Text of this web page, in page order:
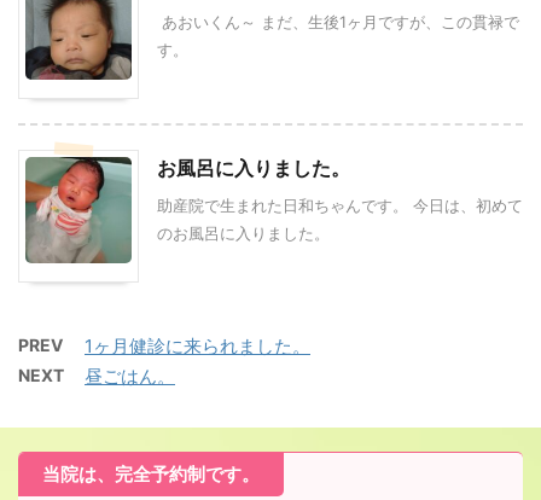
あおいくん～ まだ、生後1ヶ月ですが、この貫禄で
す。
お風呂に入りました。
助産院で生まれた日和ちゃんです。 今日は、初めて
のお風呂に入りました。
PREV 1ヶ月健診に来られました。
NEXT 昼ごはん。
当院は、完全予約制です。